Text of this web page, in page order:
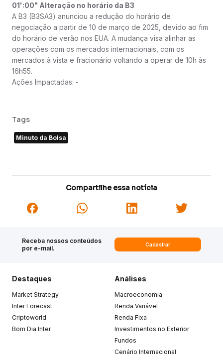
01':00" Alteração no horário da B3
A B3 (B3SA3) anunciou a redução do horário de
negociação a partir de 10 de março de 2025, devido ao fim
do horário de verão nos EUA. A mudança visa alinhar as
operações com os mercados internacionais, com os
mercados à vista e fracionário voltando a operar de 10h às
16h55.
Ações Impactadas: -
Tags
Minuto da Bolsa
Compartilhe essa notícia
Receba nossos conteúdos
por e-mail.
Cadastrar
Destaques
Market Strategy
Inter Forecast
Criptoworld
Bom Dia Inter
Análises
Macroeconomia
Renda Variável
Renda Fixa
Investimentos no Exterior
Fundos
Cenário Internacional